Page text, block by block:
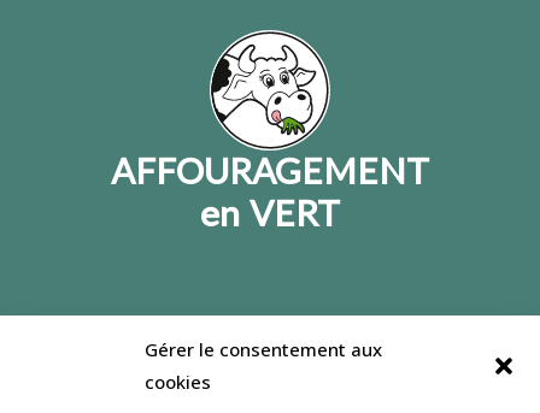
Gérer le consentement aux
cookies
AFFOURAGEMENT
en VERT
Jeulin lance un site dédié à l’affouragement en
vert, son but : informer et accompagner le